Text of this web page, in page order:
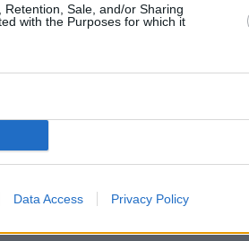
Sale, and/or Sharing
with the Purposes for which it
Data Access Privacy Policy
discussions on Lebanon from
κλίμακας έχουν